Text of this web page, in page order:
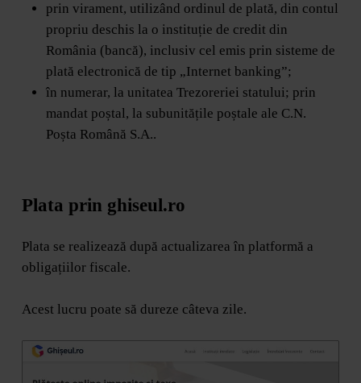
prin virament, utilizând ordinul de plată, din contul
propriu deschis la o instituție de credit din
România (bancă), inclusiv cel emis prin sisteme de
plată electronică de tip „Internet banking”;
în numerar, la unitatea Trezoreriei statului; prin
mandat poștal, la subunitățile poștale ale C.N.
Poșta Română S.A..
Plata prin ghiseul.ro
Plata se realizează după actualizarea în platformă a
obligațiilor fiscale.
Acest lucru poate să dureze câteva zile.